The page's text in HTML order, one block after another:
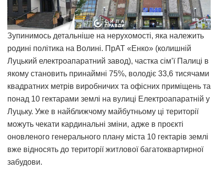
Зупинимось детальніше на нерухомості, яка належить
родині політика на Волині. ПрАТ «Енко» (колишній
Луцький електроапаратний завод), частка сім’ї Палиці в
якому становить принаймні 75%, володіє 33,6 тисячами
квадратних метрів виробничих та офісних приміщень та
понад 10 гектарами землі на вулиці Електроапаратній у
Луцьку. Уже в найближчому майбутньому ці території
можуть чекати кардинальні зміни, адже в проєкті
оновленого генерального плану міста 10 гектарів землі
вже відносять до території житлової багатоквартирної
забудови.